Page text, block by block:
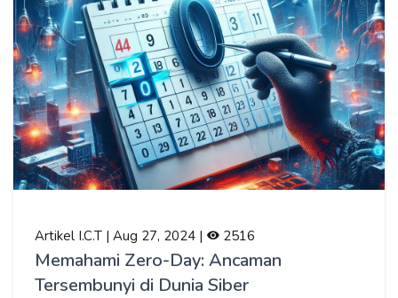
Artikel I.C.T | Aug 27, 2024 | 2516
Memahami Zero-Day: Ancaman
Tersembunyi di Dunia Siber